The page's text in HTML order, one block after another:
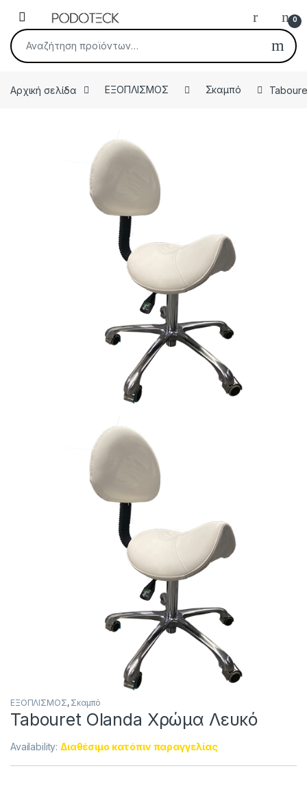
Open 0
Αναζήτηση για:
Αρχική σελίδα ΕΞΟΠΛΙΣΜΟΣ Σκαμπό
ΕΞΟΠΛΙΣΜΟΣ, Σκαμπό
Tabouret Olanda Χρώμα Λευκό
Availability:Διαθέσιμο κατόπιν παραγγελίας